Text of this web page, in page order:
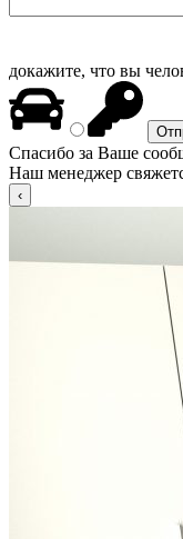
докажите, что вы
Спасибо за Ваше
Наш менеджер